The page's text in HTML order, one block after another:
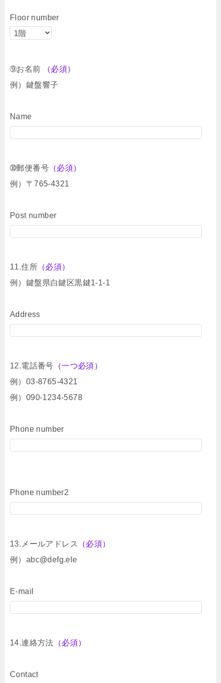
Floor number
➈お名前
（必須）
例）鍵盤響子
Name
➉郵便番号 （必須）
例）〒765-4321
Post number
11.住所 （必須）
例）鍵盤県白鍵区黒鍵1-1-1
Address
12.電話番号 （一つ必須）
例）03-8765-4321
例）090-1234-5678
Phone number
Phone number2
13.メールアドレス
（必須）
例）abc@defg.ele
E-mail
14.連絡方法 （必須）
Contact